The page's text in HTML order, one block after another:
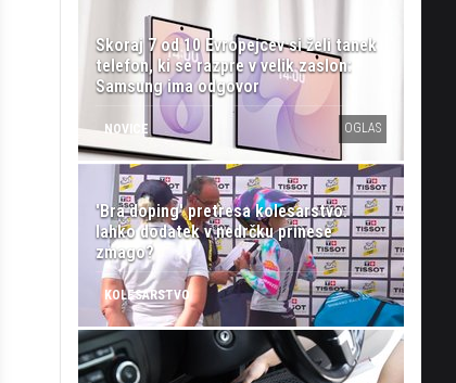
Skoraj 7 od 10 Evropejcev si želi tanek
telefon, ki se razpre v velik zaslon:
Samsung ima odgovor
NOVICE OGLAS
'Bra doping' pretresa kolesarstvo:
lahko dodatek v nedrčku prinese
zmago?
KOLESARSTVO